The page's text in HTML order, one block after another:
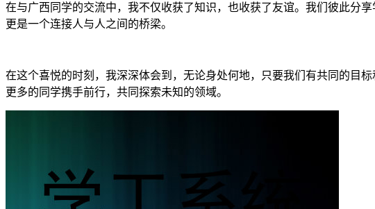
在与广西同学的交流中，我不仅收获了知识，也收获了友谊。我们彼此分
更是一个连接人与人之间的桥梁。
在这个喜悦的时刻，我深深体会到，无论身处何地，只要我们有共同的目
更多的同学携手前行，共同探索未知的领域。